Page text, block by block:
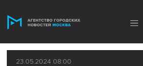
23.05.2024 08:00